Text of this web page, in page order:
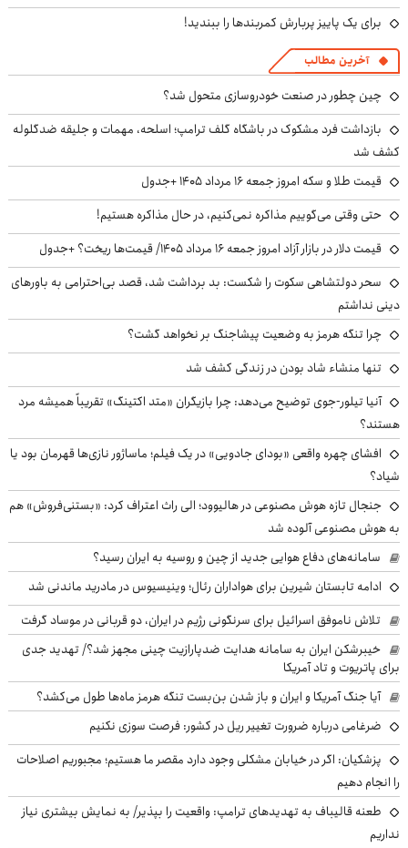
برای یک پاییز پربارش کمربندها را ببندید!
آخرین مطالب
چین چطور در صنعت خودروسازی متحول شد؟
بازداشت فرد مشکوک در باشگاه گلف ترامپ؛ اسلحه، مهمات و جلیقه ضدگلوله
کشف شد
قیمت طلا و سکه امروز جمعه ۱۶ مرداد ۱۴۰۵ +جدول
حتی وقتی می‌گوییم مذاکره نمی‌کنیم، در حال مذاکره هستیم!
قیمت دلار در بازار آزاد امروز جمعه ۱۶ مرداد ۱۴۰۵/ قیمت‌ها ریخت؟ +جدول
سحر دولتشاهی سکوت را شکست: بد برداشت شد، قصد بی‌احترامی به باورهای
دینی نداشتم
چرا تنگه هرمز به وضعیت پیشاجنگ بر نخواهد گشت؟
تنها منشاء شاد بودن در زندگی کشف شد
آنیا تیلور-جوی توضیح می‌دهد: چرا بازیگران «متد اکتینگ» تقریباً همیشه مرد
هستند؟
افشای چهره واقعی «بودای جادویی» در یک فیلم؛ ماساژور نازی‌ها قهرمان بود یا
شیاد؟
جنجال تازه هوش مصنوعی در هالیوود؛ الی راث اعتراف کرد: «بستنی‌فروش» هم
به هوش مصنوعی آلوده شد
سامانه‌های دفاع هوایی جدید از چین و روسیه به ایران رسید؟
ادامه تابستان شیرین برای هواداران رئال؛ وینیسیوس در مادرید ماندنی شد
تلاش ناموفق اسرائیل برای سرنگونی رژیم در ایران، دو قربانی در موساد گرفت
خیبرشکن ایران به سامانه هدایت ضدپارازیت چینی مجهز شد؟/ تهدید جدی
برای پاتریوت و تاد آمریکا
آیا جنگ آمریکا و ایران و باز شدن بن‌بست تنگه هرمز ماه‌ها طول می‌کشد؟
ضرغامی درباره ضرورت تغییر ریل در کشور: فرصت سوزی نکنیم
پزشکیان: اگر در خیابان مشکلی وجود دارد مقصر ما هستیم؛ مجبوریم اصلاحات
را انجام دهیم
طعنه قالیباف به تهدیدهای ترامپ: واقعیت را بپذیر/ به نمایش بیشتری نیاز
نداریم